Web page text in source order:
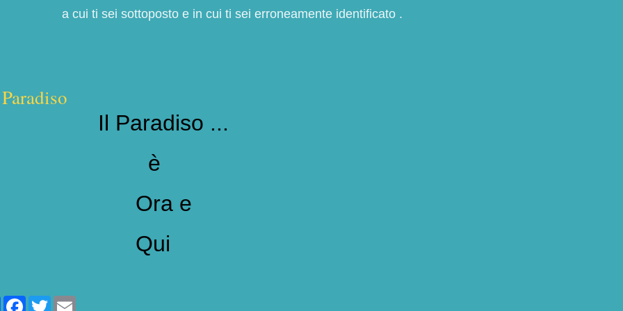
a cui ti sei sottoposto e in cui ti sei erroneamente identificato .
Il Paradiso ...
e
Share FacebookTwitter